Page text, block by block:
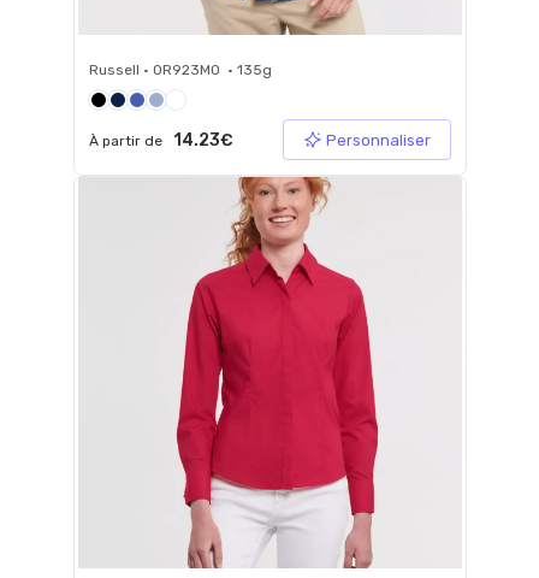
Russell • 0R923M0 • 135g
À partir de 14.23€ Personnaliser